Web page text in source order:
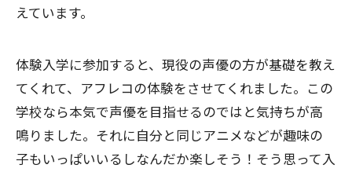
えています。
体験入学に参加すると、現役の声優の方が基礎を教え
てくれて、アフレコの体験をさせてくれました。この
学校なら本気で声優を目指せるのではと気持ちが高
鳴りました。それに自分と同じアニメなどが趣味の
子もいっぱいいるしなんだか楽しそう！そう思って入